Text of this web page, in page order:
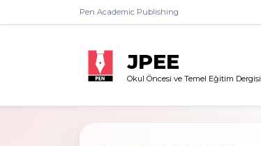
Pen Academic Publishing
JPEE
Okul Öncesi ve Temel Eğitim Dergisi